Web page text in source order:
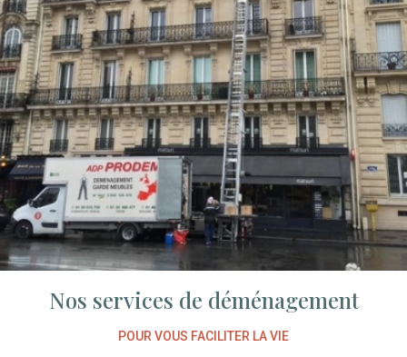
Nos services de déménagement
POUR VOUS FACILITER LA VIE